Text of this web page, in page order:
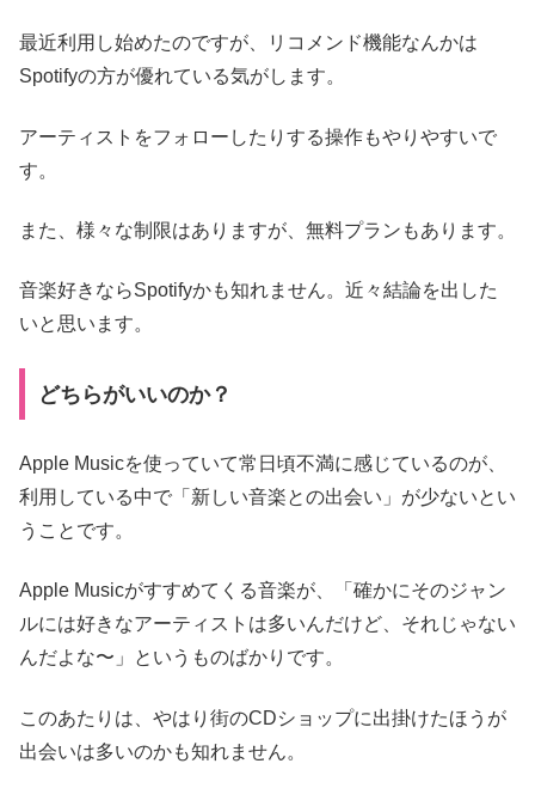
最近利用し始めたのですが、リコメンド機能なんかは
Spotifyの方が優れている気がします。
アーティストをフォローしたりする操作もやりやすいで
す。
また、様々な制限はありますが、無料プランもあります。
音楽好きならSpotifyかも知れません。近々結論を出した
いと思います。
どちらがいいのか？
Apple Musicを使っていて常日頃不満に感じているのが、
利用している中で「新しい音楽との出会い」が少ないとい
うことです。
Apple Musicがすすめてくる音楽が、「確かにそのジャン
ルには好きなアーティストは多いんだけど、それじゃない
んだよな〜」というものばかりです。
このあたりは、やはり街のCDショップに出掛けたほうが
出会いは多いのかも知れません。